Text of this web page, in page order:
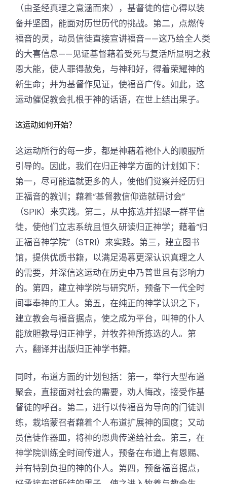
（由圣经真理之意涵而来），基督徒的信心得以装
备并坚固，能面对历世历代的挑战。第二，点燃传
福音的灵，动员信徒直接宣讲福音——这乃给全人类
的大喜信息——见证基督藉着受死与复活所显明之救
恩大能，使人罪得赦免，与神和好，得着荣耀神的
新生命；并为基督作见证，使福音广传。如此，这
运动催促教会扎根于神的话语，在世上结出果子。
这运动如何开始？
这运动所行的每一步，都是神藉着祂仆人的顺服所
引导的。因此，我们在归正神学方面的计划如下：
第一，尽可能造就更多的人，使他们觉察并经历归
正福音的教训；藉着“基督教信仰造就研讨会”
（SPIK）来实践。第二，从中拣选并招聚一群平信
徒，使他们立志系统且恒久研读归正神学；藉着“归
正福音神学院”（STRI）来实践。第三，建立图书
馆，提供优质书籍，以满足渴慕更深认识真理之人
的需要，并深信这运动在历史中乃普世且有影响力
的。第四，建立神学院与研究所，预备下一代全时
间事奉神的工人。第五，在纯正的神学认识之下，
建立教会与福音据点，使之成为平台，叫神的仆人
能放胆教导归正神学，并牧养神所拣选的人。第
六，翻译并出版归正神学书籍。
同时，布道方面的计划包括：第一，举行大型布道
聚会，直接面对社会的需要，劝人悔改，接受作基
督徒的呼召。第二，进行以传福音为导向的门徒训
练，栽培蒙召者藉着个人布道扩展神的国度；又动
员信徒作器皿，将神的恩典传递给社会。第三，在
神学院训练全时间传道人，预备在布道上有恩赐、
并有特别负担的神的仆人。第四，预备福音据点，